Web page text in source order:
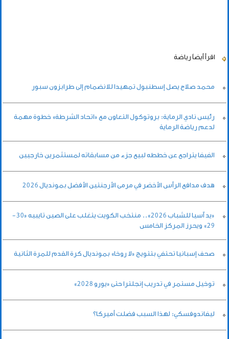
اقرأ أيضاً رياضة
محمد صلاح يصل إسطنبول تمهيدا للانضمام إلى طرابزون سبور
رئيس نادي الرماية: بروتوكول التعاون مع «اتحاد الشرطة» خطوة مهمة
لدعم رياضة الرماية
الفيفا يتراجع عن خططه لبيع جزء من مسابقاته لمستثمرين خارجيين
هدف مدافع الرأس الأخضر في مرمى الأرجنتين الأفضل بمونديال 2026
«يد آسيا للشباب 2026».. منتخب الكويت يتغلب على الصين تايبيه «30-
29» ويحرز المركز الخامس
صحف إسبانيا تحتفي بتتويج «لا روخا» بمونديال كرة القدم للمرة الثانية
توخيل مستمر في تدريب إنجلترا حتى «يورو 2028»
ليفاندوفسكي: لهذا السبب فضلت أميركا؟